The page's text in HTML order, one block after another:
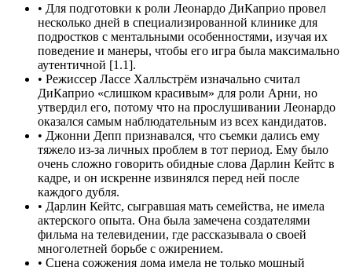
• Для подготовки к роли Леонардо ДиКаприо провел
несколько дней в специализированной клинике для
подростков с ментальными особенностями, изучая их
поведение и манеры, чтобы его игра была максимально
аутентичной [1.1].
• Режиссер Лассе Халльстрём изначально считал
ДиКаприо «слишком красивым» для роли Арни, но
утвердил его, потому что на прослушивании Леонардо
оказался самым наблюдательным из всех кандидатов.
• Джонни Депп признавался, что съемки дались ему
тяжело из-за личных проблем в тот период. Ему было
очень сложно говорить обидные слова Дарлин Кейтс в
кадре, и он искренне извинялся перед ней после
каждого дубля.
• Дарлин Кейтс, сыгравшая мать семейства, не имела
актерского опыта. Она была замечена создателями
фильма на телевидении, где рассказывала о своей
многолетней борьбе с ожирением.
• Сцена сожжения дома имела не только мощный